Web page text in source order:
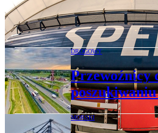
Koncentracja spedycji
DROGOWY
Przewoźnicy
MORSKI